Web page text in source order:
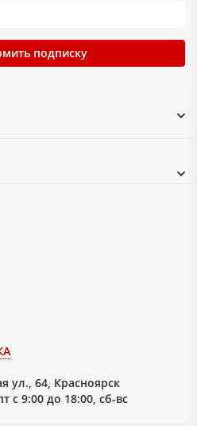
подписку
ул., 64, Красноярск
с 9:00 до 18:00, сб-вс